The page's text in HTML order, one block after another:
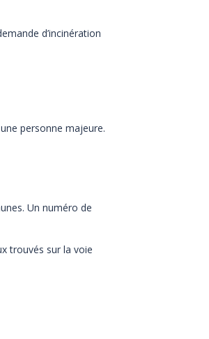
d’incinération
personne majeure.
Un numéro de
trouvés sur la voie